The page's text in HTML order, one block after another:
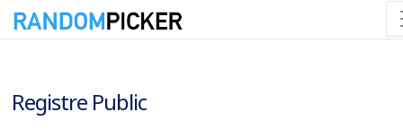
Registre Public